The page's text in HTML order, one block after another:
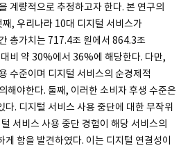
계량적으로 추정하고자 한다. 본 연구의
, 우리나라 10대 디지털 서비스가
총가치는 717.4조 원에서 864.3조
비 약 30%에서 36%에 해당한다. 다만,
수준이며 디지털 서비스의 순경제적
해야한다. 둘째, 이러한 소비자 후생 수준은
. 디지털 서비스 사용 중단에 대한 무작위
서비스 사용 중단 경험이 해당 서비스의
게 함을 발견하였다. 이는 디지털 연결성이